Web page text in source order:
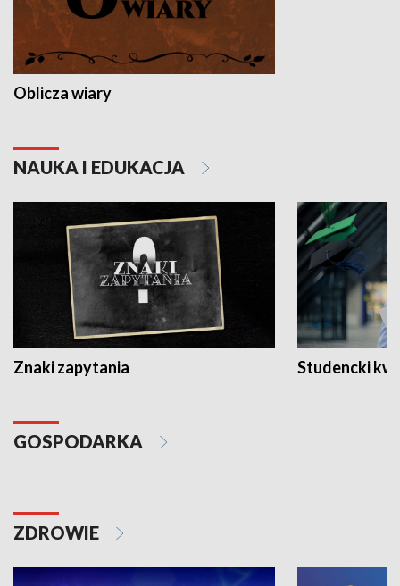
Oblicza wiary
NAUKA I EDUKACJA
Znaki zapytania Studencki
GOSPODARKA
ZDROWIE